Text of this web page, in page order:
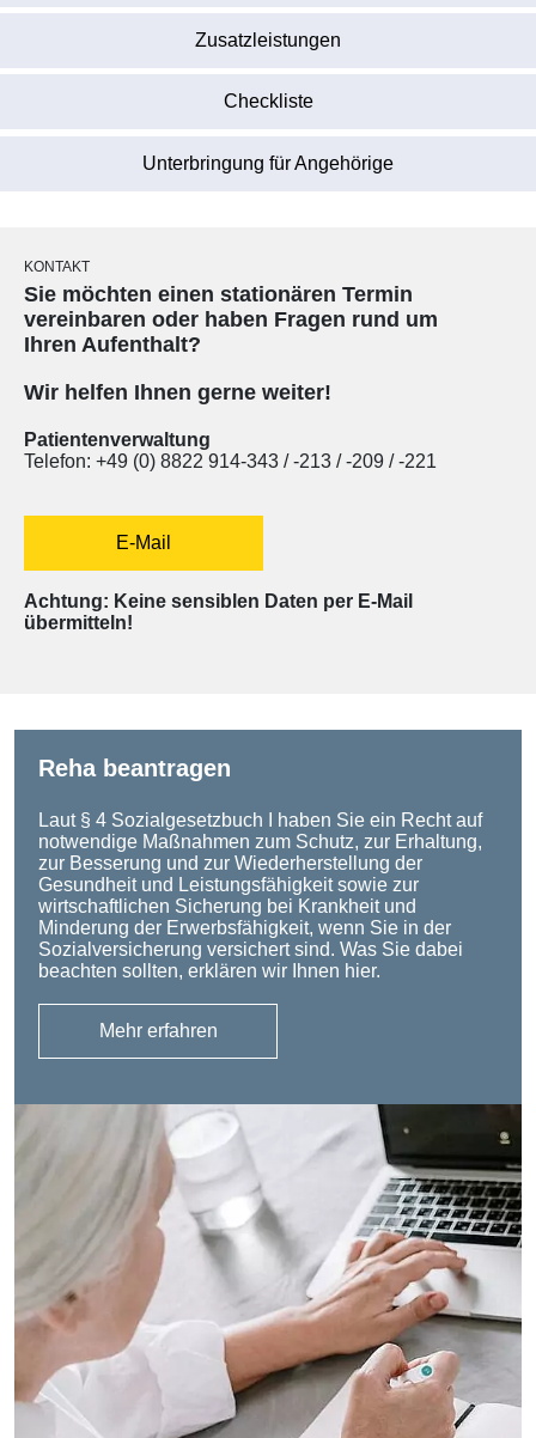
Zusatzleistungen
Checkliste
Unterbringung für Angehörige
KONTAKT
Sie möchten einen stationären Termin
vereinbaren oder haben Fragen rund um
Ihren Aufenthalt?
Wir helfen Ihnen gerne weiter!
Patientenverwaltung
Telefon: +49 (0) 8822 914-343 / -213 / -209 / -221
E-Mail
Achtung: Keine sensiblen Daten per E-Mail
übermitteln!
Reha beantragen
Laut § 4 Sozialgesetzbuch I haben Sie ein Recht auf
notwendige Maßnahmen zum Schutz, zur Erhaltung,
zur Besserung und zur Wiederherstellung der
Gesundheit und Leistungsfähigkeit sowie zur
wirtschaftlichen Sicherung bei Krankheit und
Minderung der Erwerbsfähigkeit, wenn Sie in der
Sozialversicherung versichert sind. Was Sie dabei
beachten sollten, erklären wir Ihnen hier.
Mehr erfahren